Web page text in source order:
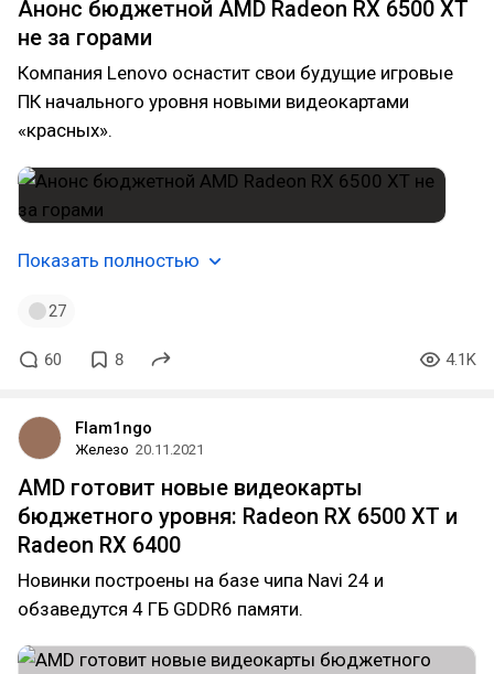
Анонс бюджетной AMD Radeon RX 6500 XT
не за горами
Компания Lenovo оснастит свои будущие игровые
ПК начального уровня новыми видеокартами
«красных».
Показать полностью
27
60 8 4.1K
Flam1ngo
Железо 20.11.2021
AMD готовит новые видеокарты
бюджетного уровня: Radeon RX 6500 XT и
Radeon RX 6400
Новинки построены на базе чипа Navi 24 и
обзаведутся 4 ГБ GDDR6 памяти.